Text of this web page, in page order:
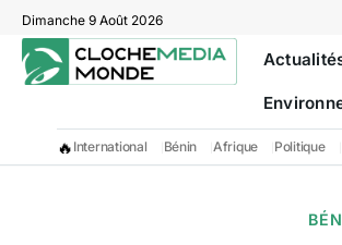
Dimanche 9 Août 2026
🔥 International Bénin Afrique Politique